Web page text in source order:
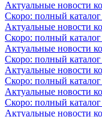
Актуальные новости
Скоро: полный
Актуальные новости
Скоро: полный
Актуальные новости
Скоро: полный
Актуальные новости
Скоро: полный
Актуальные новости
Скоро: полный
Актуальные новости